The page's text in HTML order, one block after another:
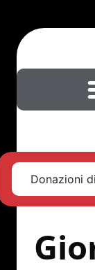
Donazioni